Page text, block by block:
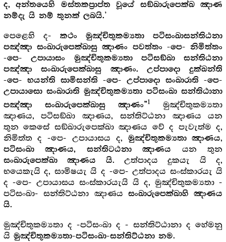
ද, අන්තයෙහි මස්තකප්‍රාප්ත වූයේ සඞ්ඛාරුපෙක්ඛ ඤාණ
නම්දැ යි නම් තුනක් ලබයි.’
පෙළෙහි ද- කථං මුඤ්චිතුකම්‍යතා පටිසංඛාසන්තිඨනා
පඤ්ඤා සංඛාරුපෙක්ඛාසු ඤාණං පවත්තං -පෙ- නිමිත්තං
-පෙ- උපායාසං මුඤ්චිතුකම්‍යතා පටිසඞ්ඛා සන්තිඨනා
පඤ්ඤා සංඛාරුපෙක්ඛාසු ඤාණං. උප්පාදො දුක්ඛන්ති
-පෙ- භයන්ති සාමිසන්ති -පෙ- උප්පාදො සංඛාරාති -පෙ-
උපායාසො සංඛාරාති මුඤ්චිතුකම්‍යතා පටිසංඛා සන්තිඨානා
පඤ්ඤා සංඛාරුපෙක්ඛාසු ඤාණං”1
මුඤ්චිතුකම්‍යතා
ඤාණය, පටිසඞ්ඛා ඤාණය, සන්තිට්ඨනා ඤාණය යන
තුන කෙසේ සඞ්ඛාරුපෙක්ඛා ඤාණය වේ ද පැවැත්ම ද,
නිමිත්ත ද -පෙ- උපායාසය ද, මුඤ්චිතුකම්‍යතා ඤාණය,
පටිසංඛා ඤාණය, සන්තිටඨනා ඤාණය යන තුන
සංඛාරුපෙක්ඛා ඤාණය යි. උත්පාදය දුකයැ යි ද,
භයෙකැයි ද, සාමිෂයැ යි ද -පෙ- උත්පාදය සංස්කාරයැ යි
ද -පෙ- උපායාසය සංස්කාරයැයි යි ද, මුඤ්චිතුකම්‍යතා -
පටිසංඛා- සන්තිට්ඨනා ඤාණය සංඛාරුපෙක්ඛාහි ඤාණය
යි.
මුඤ්චිතුකම්‍යතා ද -පටිසංඛා ද - සන්තිට්ඨානා ද හේමනු
යි මුඤ්චිතුකම්‍යතා-පටිසංඛා-සන්තිට්ඨනා නම.